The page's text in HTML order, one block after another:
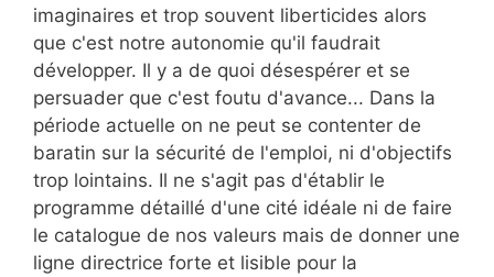
imaginaires et trop souvent liberticides alors
que c'est notre autonomie qu'il faudrait
développer. Il y a de quoi désespérer et se
persuader que c'est foutu d'avance... Dans la
période actuelle on ne peut se contenter de
baratin sur la sécurité de l'emploi, ni d'objectifs
trop lointains. Il ne s'agit pas d'établir le
programme détaillé d'une cité idéale ni de faire
le catalogue de nos valeurs mais de donner une
ligne directrice forte et lisible pour la